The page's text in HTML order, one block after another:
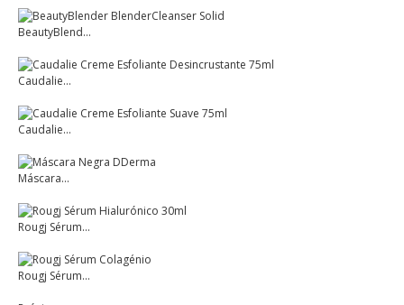
BeautyBlend...
Caudalie...
Caudalie...
Máscara...
Rougj Sérum...
Rougj Sérum...